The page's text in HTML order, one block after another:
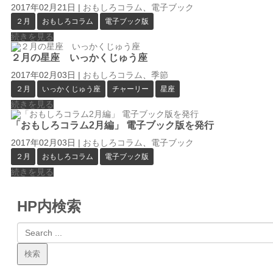
2017年02月21日 | おもしろコラム 電子ブック
２月 おもしろコラム 電子ブック版
続きを見る
２月の星座 いっかくじゅう座
2017年02月03日 | おもしろコラム 季節
２月 いっかくじゅう座 チャーリー 星座
続きを見る
「おもしろコラム2月編」 電子ブック版を発行
2017年02月03日 | おもしろコラム 電子ブック
２月 おもしろコラム 電子ブック版
続きを見る
HP内検索